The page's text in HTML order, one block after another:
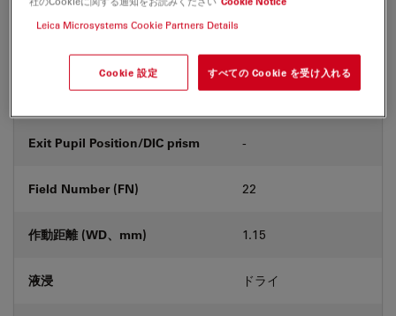
製品番号 11556085
補正環 (CORR) -
カバーガラス
Exit Pupil Position/DIC prism -
Field Number (FN) 22
作動距離 (WD、mm) 1.15
液浸 ドライ
Leica Microsystems Cookie Partners Details
Cookie 設定 すべての Cookie を受け入れる